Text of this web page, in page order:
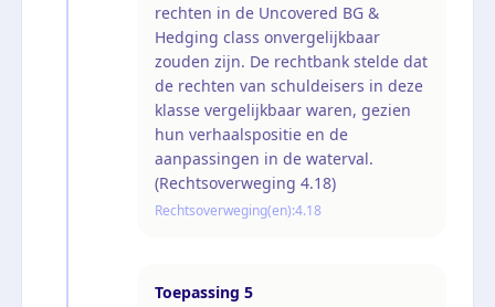
rechten in de Uncovered BG &
Hedging class onvergelijkbaar
zouden zijn. De rechtbank stelde dat
de rechten van schuldeisers in deze
klasse vergelijkbaar waren, gezien
hun verhaalspositie en de
aanpassingen in de waterval.
(Rechtsoverweging 4.18)
Rechtsoverweging(en):4.18
Toepassing 5